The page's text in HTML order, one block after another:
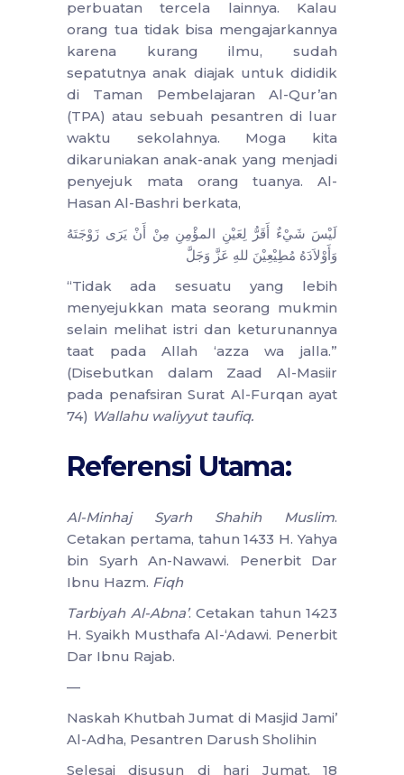
perbuatan tercela lainnya. Kalau
orang tua tidak bisa mengajarkannya
karena kurang ilmu, sudah
sepatutnya anak diajak untuk dididik
di Taman Pembelajaran Al-Qur’an
(TPA) atau sebuah pesantren di luar
waktu sekolahnya. Moga kita
dikaruniakan anak-anak yang menjadi
penyejuk mata orang tuanya. Al-
Hasan Al-Bashri berkata,
لَيْسَ شَيْءٌ أَقَرُّ لِعَيْنِ المؤْمِنِ مِنْ أَنْ يَرَى زَوْجَتَهُ
وَأَوْلاَدَهُ مُطِيْعِيْنَ للهِ عَزَّ وَجَلَّ
“Tidak ada sesuatu yang lebih
menyejukkan mata seorang mukmin
selain melihat istri dan keturunannya
taat pada Allah ‘azza wa jalla.”
(Disebutkan dalam Zaad Al-Masiir
pada penafsiran Surat Al-Furqan ayat
74) Wallahu waliyyut taufiq.
Referensi Utama:
Al-Minhaj Syarh Shahih Muslim.
Cetakan pertama, tahun 1433 H. Yahya
bin Syarh An-Nawawi. Penerbit Dar
Ibnu Hazm. Fiqh
Tarbiyah Al-Abna’. Cetakan tahun 1423
H. Syaikh Musthafa Al-‘Adawi. Penerbit
Dar Ibnu Rajab.
—
Naskah Khutbah Jumat di Masjid Jami’
Al-Adha, Pesantren Darush Sholihin
Selesai disusun di hari Jumat, 18